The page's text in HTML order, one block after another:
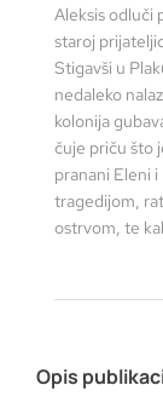
Aleksis odluči
staroj
Stigavši u
nedaleko
kolonija
čuje priču što
pranani Eleni
tragedijom,
ostrvom, te
Opis